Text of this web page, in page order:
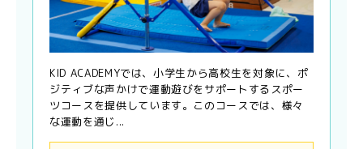
KID ACADEMYでは、小学生から高校生を対象に、ポ
ジティブな声かけで運動遊びをサポートするスポー
ツコースを提供しています。このコースでは、様々
な運動を通じ...